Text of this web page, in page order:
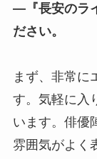
―『長安のラ
ださい。
まず、非常に
す。気軽に入
います。俳優
雰囲気がよく